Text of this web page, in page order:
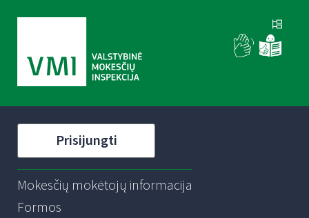
Prisijungti
Mokesčių mokėtojų informacija
Formos